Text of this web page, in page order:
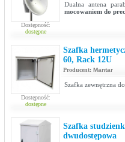
Dostępność:
dostępne
Dualna antena
mocowaniem do
Dostępność:
dostępne
Szafka
60, Rack 12U
Producent: Mantar
Szafka zewnętrzna
Szafka
dwudostępowa